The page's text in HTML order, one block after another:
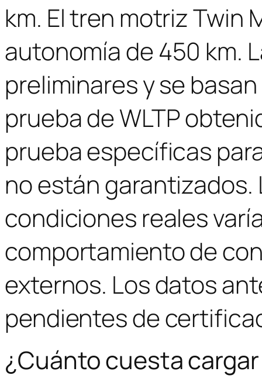
km. El tren motriz Twin
autonomía de 450 km.
preliminares y se
prueba de WLTP
prueba específicas
no están garantizados.
condiciones reales
comportamiento de
externos. Los datos
pendientes de
¿Cuánto cuesta